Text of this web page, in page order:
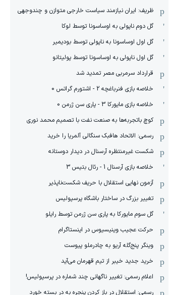
ظریف: ایران نیازمند سیاست خارجی متوازن و چندوجهی
گل دوم ناپولی به اوساسونا توسط لوکا
گل اول اوساسونا به ناپولی توسط بودیمیر
گل اول ناپولی به اوساسونا توسط پولیتانو
قرارداد سرمربی مصر تمدید شد
خلاصه بازی فنرباغچه 2 - اشتورم گراتس 0
خلاصه بازی مایورکا 3 - پاری سن ژرمن 0
کوچ باتجربه‌ها به صنعت نفت با تصمیم محمد نوری
رسمی: الاتحاد هافبک سنگالی آلمریا را خرید
شکست غیرمنتظره آرسنال در دیدار دوستانه
خلاصه بازی آرسنال 1 - رئال بتیس 3
آزمون نهایی استقلال با حریف شکست‌ناپذیر
تغییر بزرگ در ساختار باشگاه پرسپولیس
گل سوم مایورکا به پاری سن ژرمن توسط رایلو
حرکت عجیب وینیسیوس در اینستاگرام
وینگر پنج‌گله آریو به چادرملو پیوست
خرید جدید خیبر از تیم قهرمان می‌آید
اعلام رسمی: تغییر ناگهانی چند شماره در پرسپولیس!
رسمی: استقلال در باز کردن پنجره به در بسته خورد